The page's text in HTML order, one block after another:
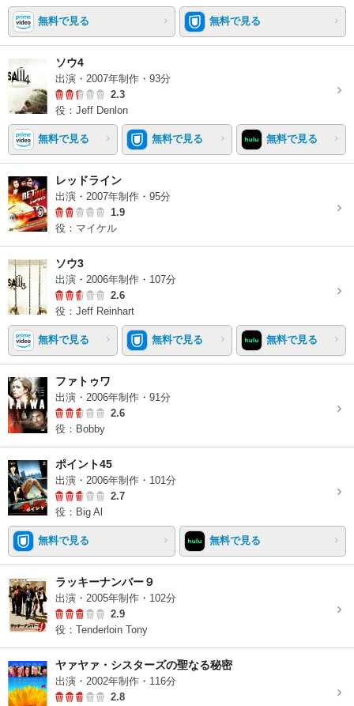
無料で見る 無料で見る
ソウ4
出演・2007年制作・93分
2.3
役：Jeff Denlon
無料で見る 無料で見る 無料で見る
レッドライン
出演・2007年制作・95分
1.9
役：マイケル
ソウ3
出演・2006年制作・107分
2.6
役：Jeff Reinhart
無料で見る 無料で見る 無料で見る
ファトゥワ
出演・2006年制作・91分
2.6
役：Bobby
ポイント45
出演・2006年制作・101分
2.7
役：Big Al
無料で見る 無料で見る
ラッキーナンバー９
出演・2005年制作・102分
2.9
役：Tenderloin Tony
ヤァヤァ・シスターズの聖なる秘密
出演・2002年制作・116分
2.8